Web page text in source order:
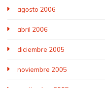
agosto 2006
abril 2006
diciembre 2005
noviembre 2005